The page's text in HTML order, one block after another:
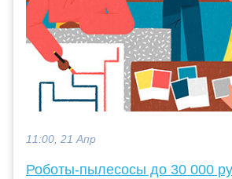
11:00, 21 Апр
Роботы-пылесосы до 30 000